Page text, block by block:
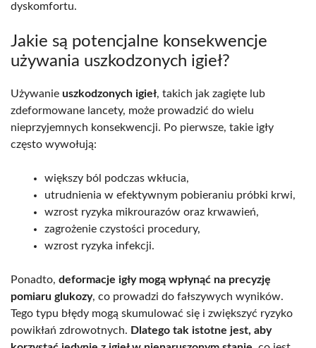
dyskomfortu.
Jakie są potencjalne konsekwencje
używania uszkodzonych igieł?
Używanie uszkodzonych igieł, takich jak zagięte lub
zdeformowane lancety, może prowadzić do wielu
nieprzyjemnych konsekwencji. Po pierwsze, takie igły
często wywołują:
większy ból podczas wkłucia,
utrudnienia w efektywnym pobieraniu próbki krwi,
wzrost ryzyka mikrourazów oraz krwawień,
zagrożenie czystości procedury,
wzrost ryzyka infekcji.
Ponadto, deformacje igły mogą wpłynąć na precyzję
pomiaru glukozy, co prowadzi do fałszywych wyników.
Tego typu błędy mogą skumulować się i zwiększyć ryzyko
powikłań zdrowotnych. Dlatego tak istotne jest, aby